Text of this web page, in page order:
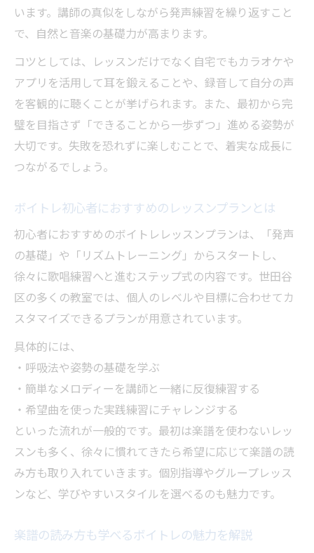
歌いたい気持ちに寄り添う続けやすい教室探し
初心者も長く続けられるボイトレの条件
楽譜の読み方も丁寧に指導する教室を探そ
う
自分のペースで成長できるボイトレの魅力
います。講師の真似をしながら発声練習を繰り返すこと
で、自然と音楽の基礎力が高まります。
コツとしては、レッスンだけでなく自宅でもカラオケや
アプリを活用して耳を鍛えることや、録音して自分の声
を客観的に聴くことが挙げられます。また、最初から完
璧を目指さず「できることから一歩ずつ」進める姿勢が
大切です。失敗を恐れずに楽しむことで、着実な成長に
つながるでしょう。
ボイトレ初心者におすすめのレッスンプランとは
初心者におすすめのボイトレレッスンプランは、「発声
の基礎」や「リズムトレーニング」からスタートし、
徐々に歌唱練習へと進むステップ式の内容です。世田谷
区の多くの教室では、個人のレベルや目標に合わせてカ
スタマイズできるプランが用意されています。
具体的には、
・呼吸法や姿勢の基礎を学ぶ
・簡単なメロディーを講師と一緒に反復練習する
・希望曲を使った実践練習にチャレンジする
といった流れが一般的です。最初は楽譜を使わないレッ
スンも多く、徐々に慣れてきたら希望に応じて楽譜の読
み方も取り入れていきます。個別指導やグループレッス
ンなど、学びやすいスタイルを選べるのも魅力です。
楽譜の読み方も学べるボイトレの魅力を解説